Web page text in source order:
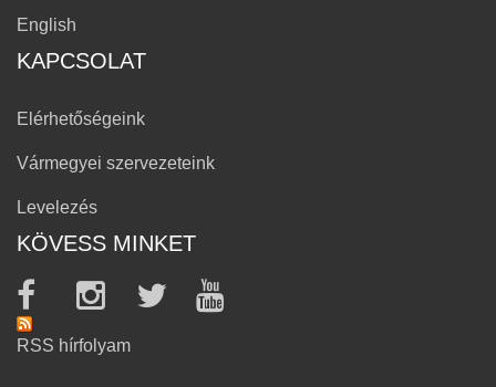
English
KAPCSOLAT
Elérhetőségeink
Vármegyei szervezeteink
Levelezés
KÖVESS MINKET
RSS hírfolyam